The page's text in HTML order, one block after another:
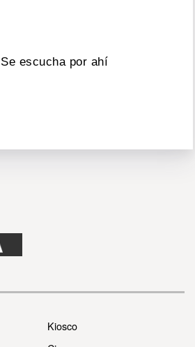
Se escucha por ahí
Kiosco